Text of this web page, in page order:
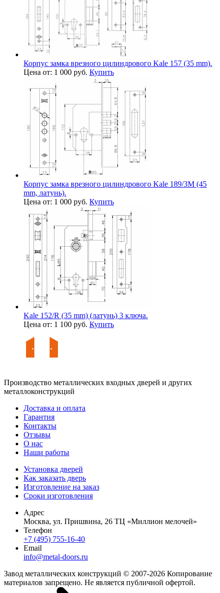
Корпус замка врезного цилиндрового Kale 157 (35 mm).
Цена от: 1 000 руб. Купить
Корпус замка врезного цилиндрового Kale 189/3M (45
mm, латунь).
Цена от: 1 000 руб. Купить
Kale 152/R (35 mm) (латунь) 3 ключа.
Цена от: 1 100 руб. Купить
Производство металлических входных дверей и других
металлоконструкций
Доставка и оплата
Гарантия
Контакты
Отзывы
О нас
Наши работы
Установка дверей
Как заказать дверь
Изготовление на заказ
Сроки изготовления
Адрес
Москва, ул. Пришвина, 26 ТЦ «Миллион мелочей»
Телефон
+7 (495) 755-16-40
Email
info@metal-doors.ru
Завод металлических конструкций © 2007-2026 Копирование
материалов запрещено. Не является публичной офертой.